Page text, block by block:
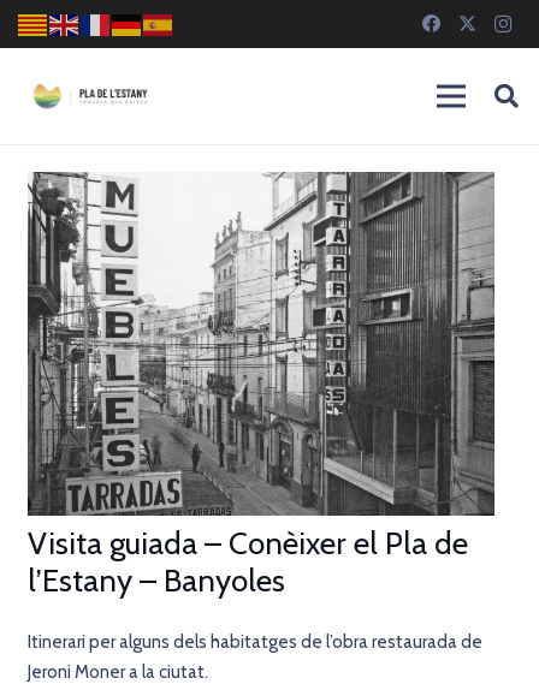
Visita guiada – Conèixer el Pla de
l’Estany – Banyoles
Itinerari per alguns dels habitatges de l’obra restaurada de
Jeroni Moner a la ciutat.